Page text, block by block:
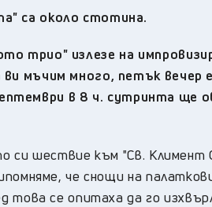
са около стотина.
трио" излезе на
мъчим много, петък вечер
в 8 ч. сутринта ще
си шествие към "Св. Климент
че снощи на
това се опитаха да го